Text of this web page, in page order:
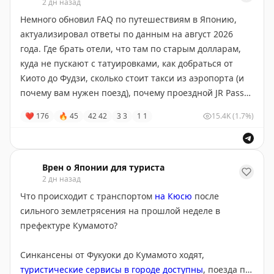
горах полно красивого снега. В Токио холодновато, но
выше нуля.
P.S.
Тайфунов нет смысла бояться – почти все проходят
останавливает железнодорожный транспорт в одном
задерживает рейсы в аэропортах (но вас все равно
увезут позже). Поэтому лучше не строить
рискованные планы передвижений в духе «если
отменят этот конкретный поезд, то вся поездка
сломается» и иметь немного денег в запасе на случай,
если застрянете на лишний день в Японии.
стоит денег; просто оставить в номере – нельзя!),
либо сдать его в магазин, где покупали новый
(обычно это бесплатно).
2 дн назад
Немного обновил FAQ по путешествиям в Японию,
актуализировал ответы по данным на август 2026
года. Где брать отели, что там по старым долларам,
куда не пускают с татуировками, как добраться от
Киото до Фудзи, сколько стоит такси из аэропорта (и
почему вам нужен поезд), почему проездной JR Pass
вопросами в чатик
@wrenjapanchat!
https://wrenjapan.com/essentials/faq-japan-travel-ru/
❤ 176 🔥 45 4242 33 1 1 15.4K(1.7%)
Врен о Японии для туриста
2 дн назад
Что происходит с транспортом на Кюсю после
сильного землетрясения на прошлой неделе в
префектуре Кумамото?
Синкансены от Фукуоки до Кумамото ходят,
туристические сервисы в городе доступны, поезда по